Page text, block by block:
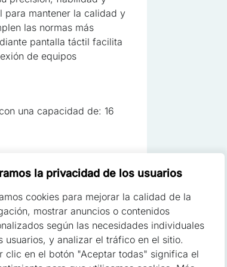
para mantener la calidad y
las normas más
pantalla táctil facilita
de equipos
una capacidad de: 16
la privacidad de los usuarios
cookies para mejorar la calidad de la
mostrar anuncios o contenidos
según las necesidades individuales
usuarios, y analizar el tráfico en el sitio.
clic en el botón "Aceptar todas" significa el
y anuncios, ofrecer funciones de redes sociales
nuestro sitio web con nuestros socios de redes
que les hayas proporcionado o que hayan
las funciones básicas del sitio web y el sitio no
el sitio recuerde información que cambia la
o la región en la que se encuentra el usuario